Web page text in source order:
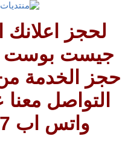
لحجز اعلانك
جيست بوست
حجز الخدمة
التواصل
واتس اب 01127747127